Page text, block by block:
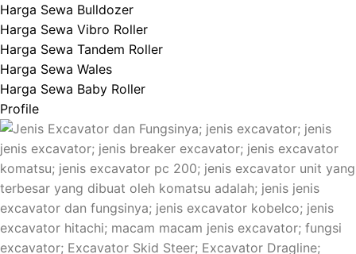
Harga Sewa Bulldozer
Harga Sewa Vibro Roller
Harga Sewa Tandem Roller
Harga Sewa Wales
Harga Sewa Baby Roller
Profile